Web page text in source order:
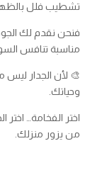
تشطيب فلل
فنحن نقدم لك
مناسبة تنافس
🎨 لأن الجدار
وحياتك.
اختر الفخامة…
من يزور منزلك.